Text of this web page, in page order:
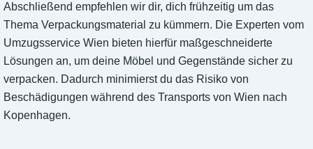
Abschließend empfehlen wir dir, dich frühzeitig um das
Thema Verpackungsmaterial zu kümmern. Die Experten vom
Umzugsservice Wien bieten hierfür maßgeschneiderte
Lösungen an, um deine Möbel und Gegenstände sicher zu
verpacken. Dadurch minimierst du das Risiko von
Beschädigungen während des Transports von Wien nach
Kopenhagen.